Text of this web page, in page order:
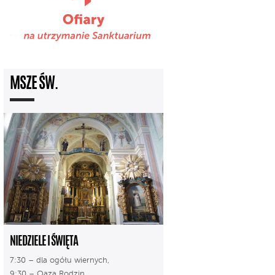
MSZE ŚW.
NIEDZIELE I ŚWIĘTA
7:30 – dla ogółu wiernych,